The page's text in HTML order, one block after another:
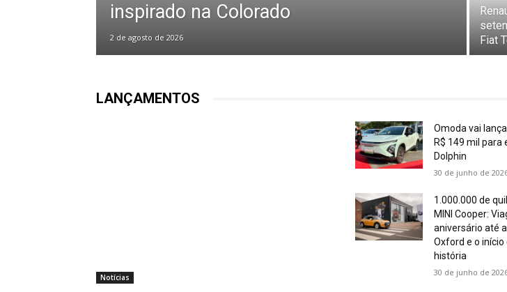
inspirado na Colorado
2 de agosto de 2026
Fiat
LANÇAMENTOS
Notícias
Omoda vai
R$ 149 mil para
Dolphin
30 de junho de
1.000.000 de
MINI Cooper:
aniversário até
Oxford e o
história
30 de junho de